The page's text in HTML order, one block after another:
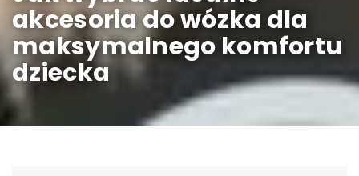
akcesoria do wózka dla
maksymalnego komfortu
dziecka